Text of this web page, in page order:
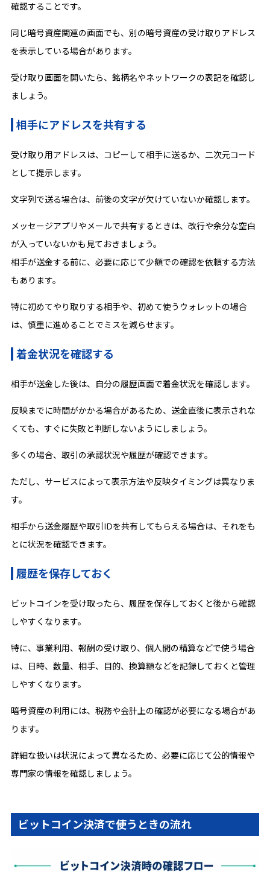
確認することです。
同じ暗号資産関連の画面でも、別の暗号資産の受け取りアドレス
を表示している場合があります。
受け取り画面を開いたら、銘柄名やネットワークの表記を確認し
ましょう。
相手にアドレスを共有する
受け取り用アドレスは、コピーして相手に送るか、二次元コード
として提示します。
文字列で送る場合は、前後の文字が欠けていないか確認します。
メッセージアプリやメールで共有するときは、改行や余分な空白
が入っていないかも見ておきましょう。
相手が送金する前に、必要に応じて少額での確認を依頼する方法
もあります。
特に初めてやり取りする相手や、初めて使うウォレットの場合
は、慎重に進めることでミスを減らせます。
着金状況を確認する
相手が送金した後は、自分の履歴画面で着金状況を確認します。
反映までに時間がかかる場合があるため、送金直後に表示されな
くても、すぐに失敗と判断しないようにしましょう。
多くの場合、取引の承認状況や履歴が確認できます。
ただし、サービスによって表示方法や反映タイミングは異なりま
す。
相手から送金履歴や取引IDを共有してもらえる場合は、それをも
とに状況を確認できます。
履歴を保存しておく
ビットコインを受け取ったら、履歴を保存しておくと後から確認
しやすくなります。
特に、事業利用、報酬の受け取り、個人間の精算などで使う場合
は、日時、数量、相手、目的、換算額などを記録しておくと管理
しやすくなります。
暗号資産の利用には、税務や会計上の確認が必要になる場合があ
ります。
詳細な扱いは状況によって異なるため、必要に応じて公的情報や
専門家の情報を確認しましょう。
ビットコイン決済で使うときの流れ